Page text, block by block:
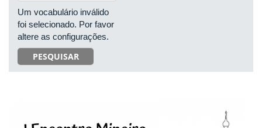
Um vocabulário inválido
foi selecionado. Por favor
altere as configurações.
PESQUISAR